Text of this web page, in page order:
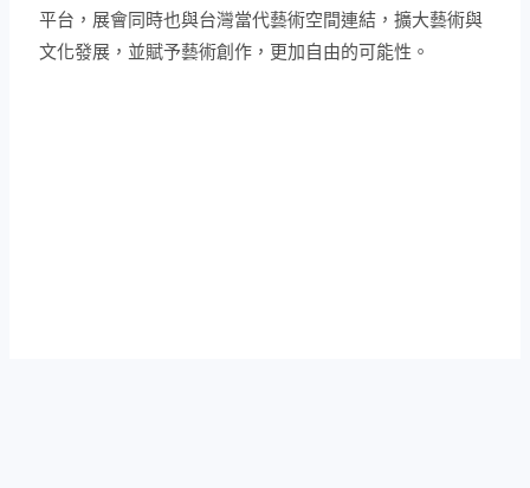
平台，展會同時也與台灣當代藝術空間連結，擴大藝術與
文化發展，並賦予藝術創作，更加自由的可能性。​